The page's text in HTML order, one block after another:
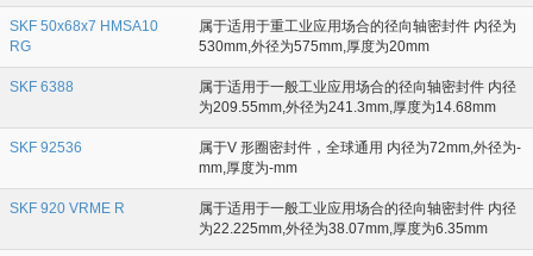
SKF 50x68x7 HMSA10
RG
属于适用于重工业应用场合的径向轴密封件 内径为
530mm,外径为575mm,厚度为20mm
SKF 6388
属于适用于一般工业应用场合的径向轴密封件 内径
为209.55mm,外径为241.3mm,厚度为14.68mm
SKF 92536
属于V 形圈密封件，全球通用 内径为72mm,外径为-
mm,厚度为-mm
SKF 920 VRME R
属于适用于一般工业应用场合的径向轴密封件 内径
为22.225mm,外径为38.07mm,厚度为6.35mm